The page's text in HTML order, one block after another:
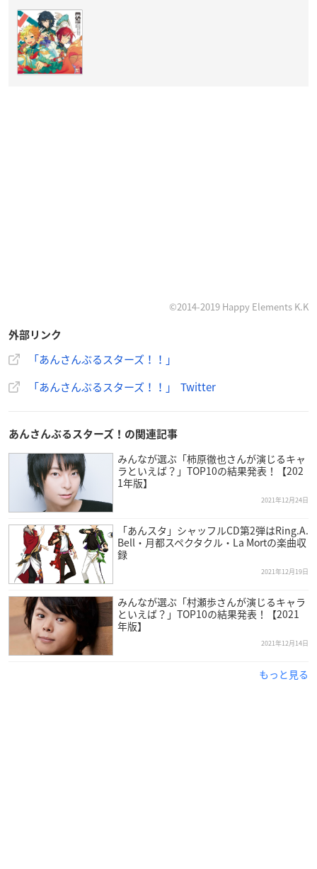
©2014-2019 Happy Elements K.K
外部リンク
「あんさんぶるスターズ！！」
「あんさんぶるスターズ！！」 Twitter
あんさんぶるスターズ！の関連記事
みんなが選ぶ「柿原徹也さんが演じるキャ
ラといえば？」TOP10の結果発表！【202
1年版】
2021年12月24日
「あんスタ」シャッフルCD第2弾はRing.A.
Bell・月都スペクタクル・La Mortの楽曲収
録
2021年12月19日
みんなが選ぶ「村瀬歩さんが演じるキャラ
といえば？」TOP10の結果発表！【2021
年版】
2021年12月14日
もっと見る